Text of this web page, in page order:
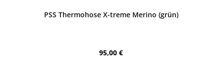
PSS Thermohose X-treme Merino (grün)
Regulärer Preis:
95,00 €